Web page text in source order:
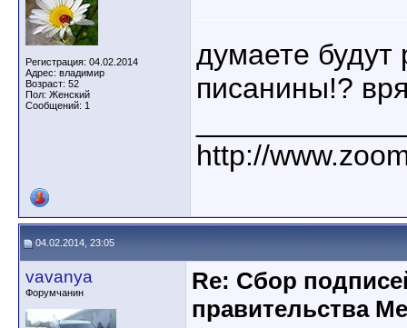
Регистрация: 04.02.2014
Адрес: владимир
Возраст: 52
Пол: Женский
Сообщений: 1
думаете будут
писанины!?
http://
04.02.2014, 23:05
vavanya
Форумчанин
Re: Сбор
правительства